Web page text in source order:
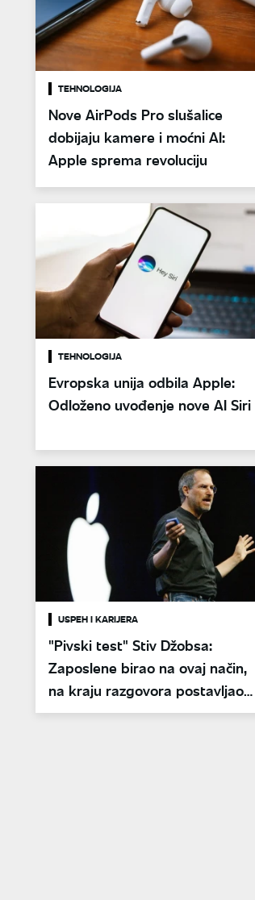
TEHNOLOGIJA
Nove AirPods Pro slušalice
dobijaju kamere i moćni AI:
Apple sprema revoluciju
TEHNOLOGIJA
Evropska unija odbila Apple:
Odloženo uvođenje nove AI Siri
USPEH I KARIJERA
"Pivski test" Stiv Džobsa:
Zaposlene birao na ovaj način,
na kraju razgovora postavljao
jedno pitanje